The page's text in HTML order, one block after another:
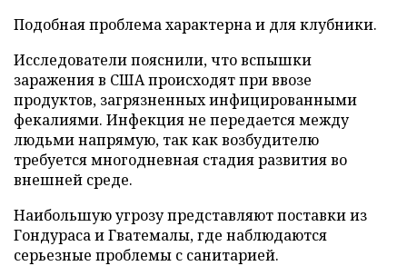
Подобная проблема характерна и для клубники.
Исследователи пояснили, что вспышки
заражения в США происходят при ввозе
продуктов, загрязненных инфицированными
фекалиями. Инфекция не передается между
людьми напрямую, так как возбудителю
требуется многодневная стадия развития во
внешней среде.
Наибольшую угрозу представляют поставки из
Гондураса и Гватемалы, где наблюдаются
серьезные проблемы с санитарией.